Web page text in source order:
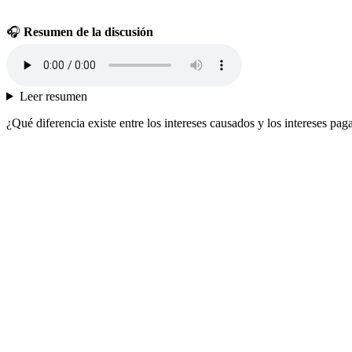
🎧 Resumen de la discusión
Leer resumen
¿Qué diferencia existe entre los intereses causados y los intereses